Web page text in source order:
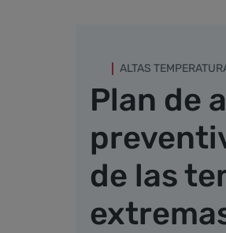
ALTAS
Plan de
de las